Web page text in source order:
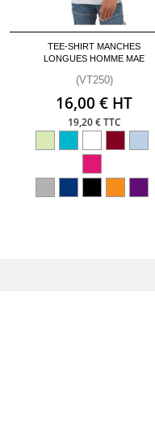
TEE-SHIRT MANCHES
LONGUES HOMME MAE
(VT250)
16,00 € HT
19,20 € TTC